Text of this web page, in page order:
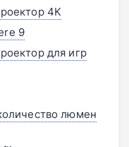
4K
9󠁩󠁩󠁩󠁩󠁩󠁩
для игр
люмен